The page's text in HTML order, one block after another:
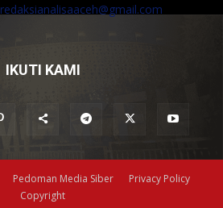
redaksianalisaaceh@gmail.com
IKUTI KAMI
Pedoman Media Siber
Privacy Policy
Copyright